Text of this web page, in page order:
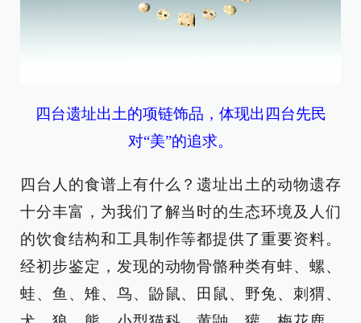
四台遗址出土的项链饰品，体现出四台先民
对“美”的追求。
四台人的食谱上有什么？遗址出土的动物遗存
十分丰富，为我们了解当时的生态环境及人们
的饮食结构和工具制作等都提供了重要资料。
经初步鉴定，发现的动物骨骼种类有蚌、螺、
蛙、鱼、雉、鸟、鼢鼠、田鼠、野兔、刺猬、